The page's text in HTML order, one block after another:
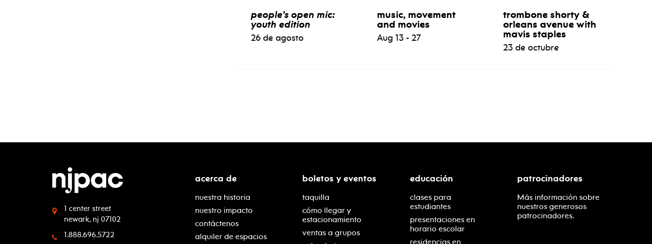
people’s open mic:
youth edition
26 de agosto
music, movement
and movies
Aug 13 - 27
trombone shorty &
orleans avenue with
mavis staples
23 de octubre
1 center street
newark, nj 07102
1.888.696.5722
acerca de
nuestra historia
nuestro impacto
contáctenos
alquiler de espacios
boletos y eventos
taquilla
cómo llegar y
estacionamiento
ventas a grupos
educación
clases para
estudiantes
presentaciones en
horario escolar
residencias en
patrocinadores
Más información sobre
nuestros generosos
patrocinadores.